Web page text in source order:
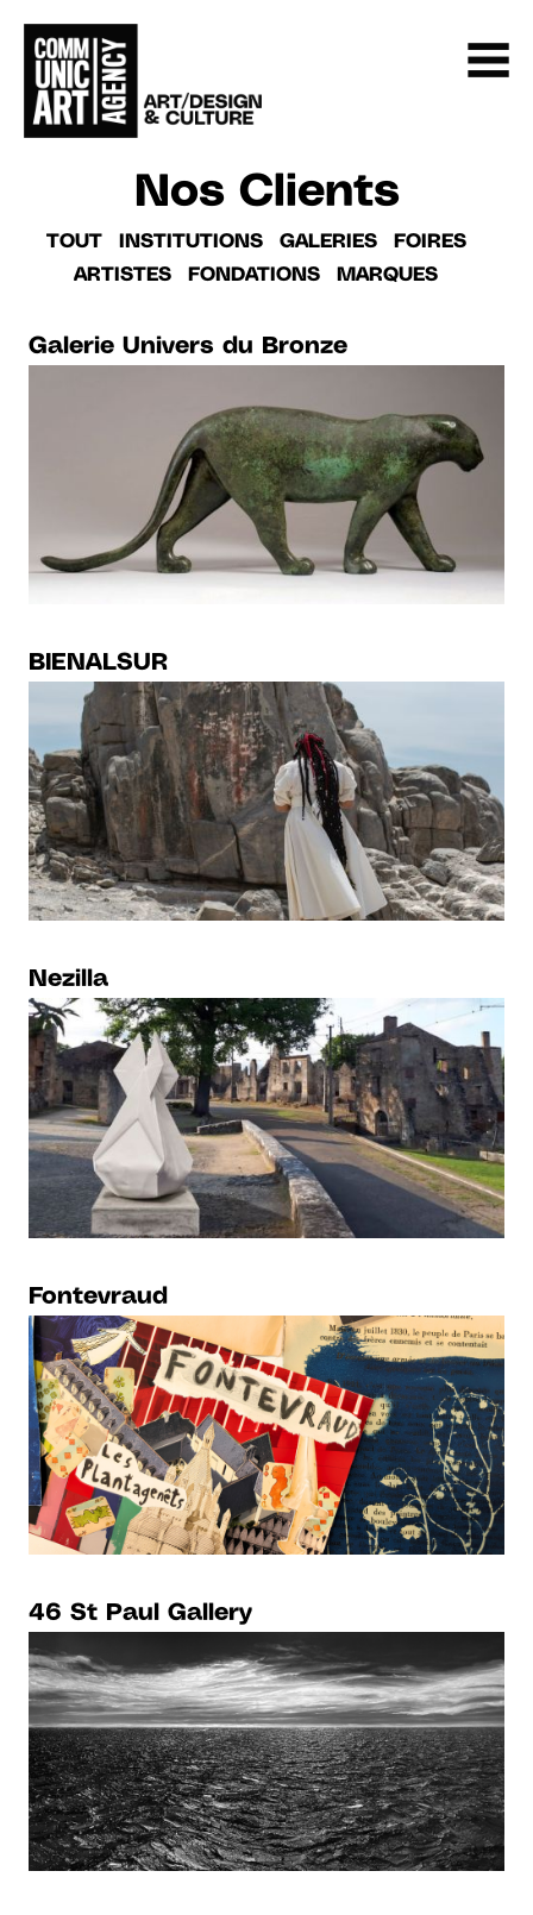
Nos Clients
TOUT INSTITUTIONS GALERIES
FOIRES
ARTISTES
FONDATIONS MARQUES
Galerie Univers du Bronze
BIENALSUR
Nezilla
Fontevraud
46 St Paul Gallery